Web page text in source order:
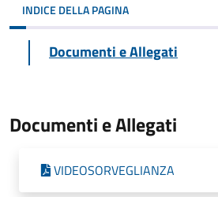
INDICE DELLA PAGINA
Documenti e Allegati
Documenti e Allegati
VIDEOSORVEGLIANZA